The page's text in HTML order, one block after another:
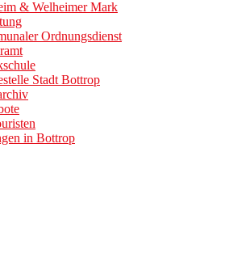
& Welheimer Mark
Ordnungsdienst
Stadt Bottrop
in Bottrop